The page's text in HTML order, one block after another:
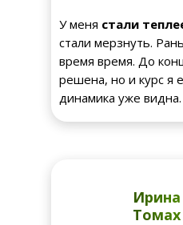
У меня стали
стали мерзнуть.
время время. До
решена, но и курс я
динамика уже видна.
Ирина
Томах